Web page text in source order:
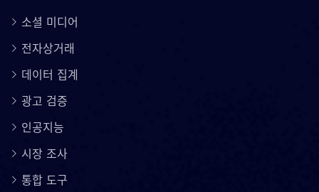
소셜 미디어
전자상거래
데이터 집계
광고 검증
인공지능
시장 조사
통합 도구